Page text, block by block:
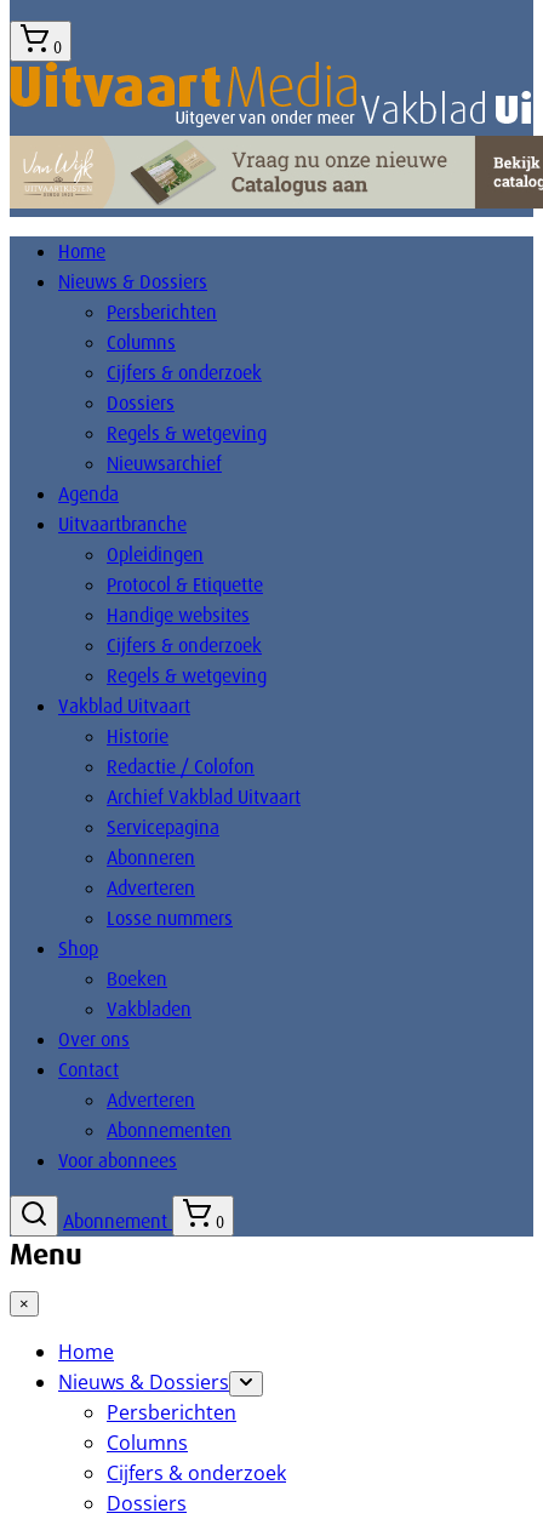
0
Home
Nieuws & Dossiers
Persberichten
Columns
Cijfers & onderzoek
Dossiers
Regels & wetgeving
Nieuwsarchief
Agenda
Uitvaartbranche
Opleidingen
Protocol & Etiquette
Handige websites
Cijfers & onderzoek
Regels & wetgeving
Vakblad Uitvaart
Historie
Redactie / Colofon
Archief Vakblad Uitvaart
Servicepagina
Abonneren
Adverteren
Losse nummers
Shop
Boeken
Vakbladen
Over ons
Contact
Adverteren
Abonnementen
Voor abonnees
Abonnement 0
Menu
×
Home
Nieuws & Dossiers
Persberichten
Columns
Cijfers & onderzoek
Dossiers